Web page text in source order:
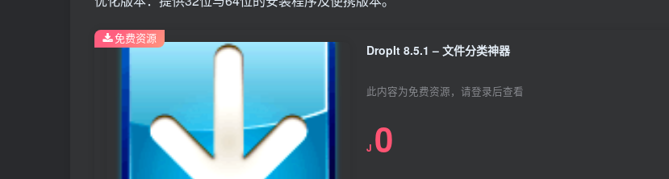
DropIt 8.5.1 – 文件分类神器
此内容为免费资源，请登录后查看
J 0
免费资源